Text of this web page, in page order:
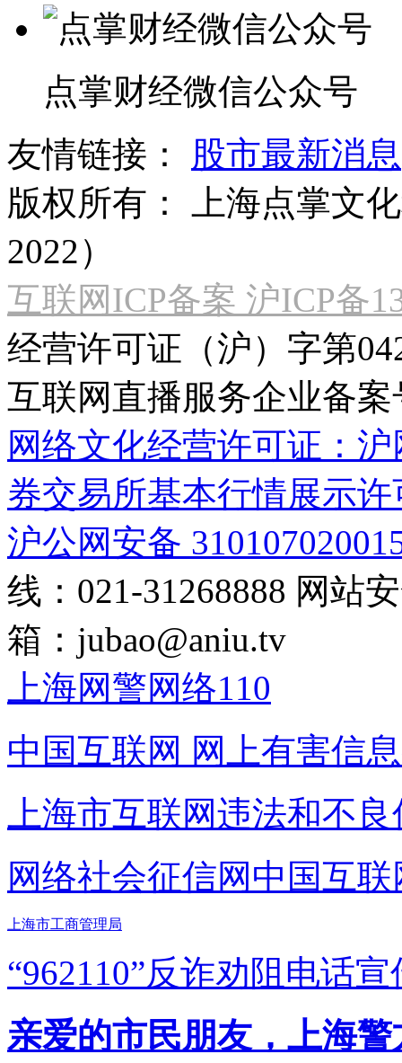
点掌财经微信公众号
友情链接：
股市最新消息
版权所有：
上海点掌文
2022）
互联网ICP备案 沪ICP备
经营许可证（沪）字第
互联网直播服务企业备案
网络文化经营许可证：
券交易所基本行情展示许
沪公网安备
线：021-31268888 网站
箱： jubao@aniu.tv
上海网警网络110
中国互联网 网上有害信
上海市互联网违法和不
网络社会征信网 中国互
上海市工商管理局
“962110”反诈劝阻电话宣
亲爱的市民朋友，上海